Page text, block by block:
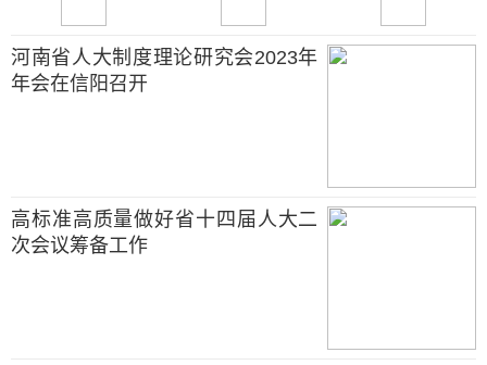
河南省人大制度理论研究会2023年
年会在信阳召开
高标准高质量做好省十四届人大二
次会议筹备工作